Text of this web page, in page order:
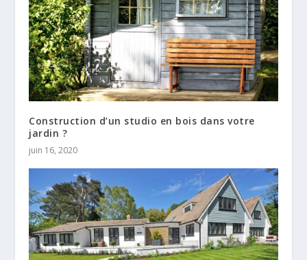
Construction d’un studio en bois dans votre
jardin ?
juin 16, 2020